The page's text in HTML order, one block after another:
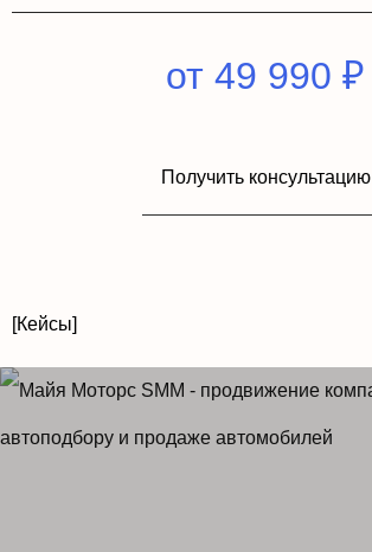
Получить консультацию
от 49 990 ₽
[Кейсы]